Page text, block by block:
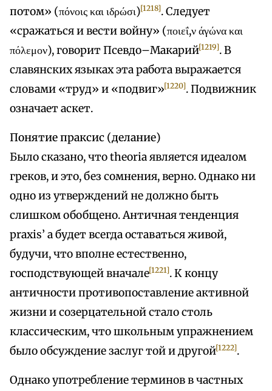
потом» (πόνοις και ιδρώσι)[1218]. Следует
«сражаться и вести войну» (ποιεΐ,ν άγώνα και
πόλεμον), говорит Псевдо–Макарий[1219]. В
славянских языках эта работа выражается
словами «труд» и «подвиг»[1220]. Подвижник
означает аскет.
Понятие праксис (делание)
Было сказано, что theoria является идеалом
греков, и это, без сомнения, верно. Однако ни
одно из утверждений не должно быть
слишком обобщено. Античная тенденция
praxis’ а будет всегда оставаться живой,
будучи, что вполне естественно,
господствующей вначале[1221]. К концу
античности противопоставление активной
жизни и созерцательной стало столь
классическим, что школьным упражнением
было обсуждение заслуг той и другой[1222].
Однако употребление терминов в частных